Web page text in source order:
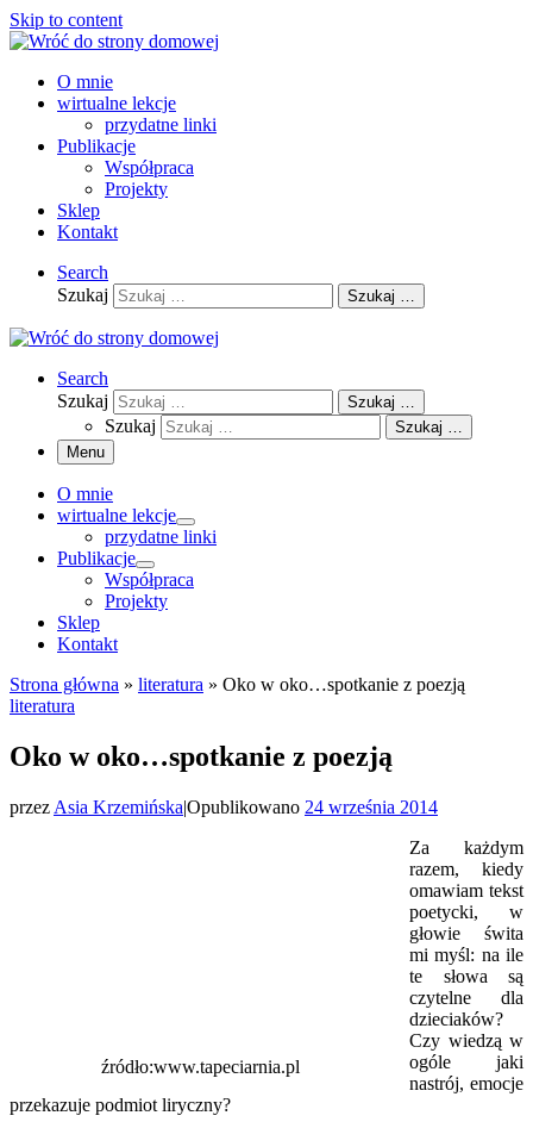
Skip to content
O mnie
wirtualne lekcje
przydatne linki
Publikacje
Współpraca
Projekty
Sklep
Kontakt
Search
Szukaj
Szukaj …
Search
Szukaj
Szukaj …
Szukaj
Szukaj …
Menu
O mnie
wirtualne lekcje
przydatne linki
Publikacje
Współpraca
Projekty
Sklep
Kontakt
Strona główna » literatura » Oko w oko…spotkanie z poezją
literatura
Oko w oko…spotkanie z poezją
przez Asia Krzemińska|Opublikowano 24 września 2014
źródło:www.tapeciarnia.pl
Za każdym
razem, kiedy
omawiam tekst
poetycki, w
głowie świta
mi myśl: na ile
te słowa są
czytelne dla
dzieciaków?
Czy wiedzą w
ogóle jaki
nastrój, emocje
przekazuje podmiot liryczny?